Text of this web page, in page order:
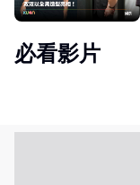
必看影片